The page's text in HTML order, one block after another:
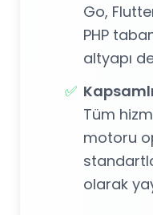
Go,
PHP
altyapı
✅
Tüm
motoru
olarak